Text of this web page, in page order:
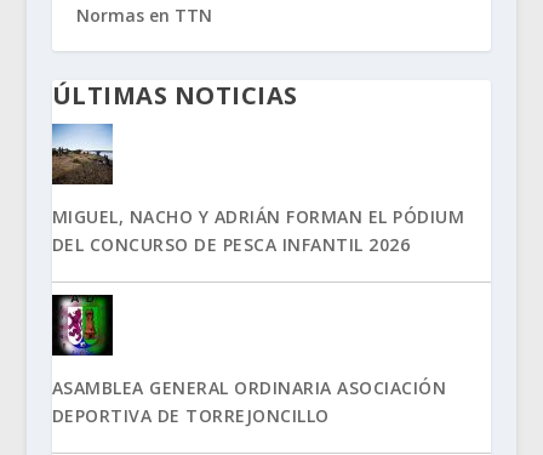
Normas en TTN
ÚLTIMAS NOTICIAS
MIGUEL, NACHO Y ADRIÁN FORMAN EL PÓDIUM
DEL CONCURSO DE PESCA INFANTIL 2026
ASAMBLEA GENERAL ORDINARIA ASOCIACIÓN
DEPORTIVA DE TORREJONCILLO